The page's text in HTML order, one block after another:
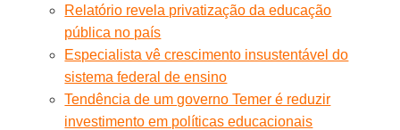
Relatório revela privatização da educação
pública no país
Especialista vê crescimento insustentável do
sistema federal de ensino
Tendência de um governo Temer é reduzir
investimento em políticas educacionais